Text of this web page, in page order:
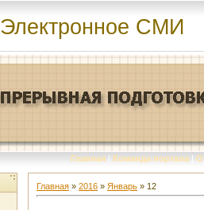
Электронное СМИ
Главная | Команда портала | О
Главная » 2016 » Январь » 12